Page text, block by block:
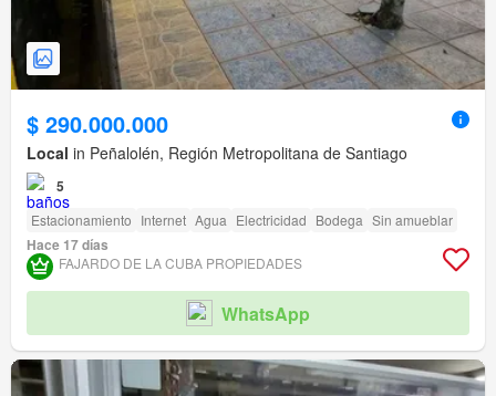
$ 290.000.000
Local in Peñalolén, Región Metropolitana de Santiago
5
Estacionamiento Internet Agua Electricidad Bodega Sin amueblar
Hace 17 días
FAJARDO DE LA CUBA PROPIEDADES
WhatsApp